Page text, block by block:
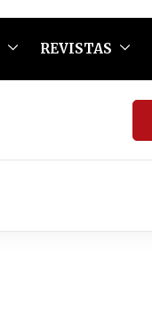
REVISTAS